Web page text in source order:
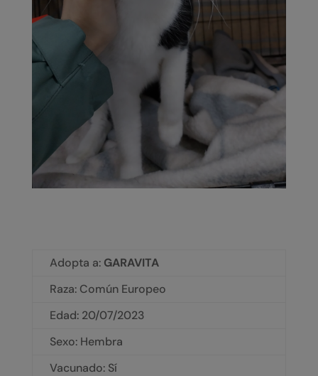
Adopta a: GARAVITA
Raza: Común Europeo
Edad: 20/07/2023
Sexo: Hembra
Vacunado: Sí